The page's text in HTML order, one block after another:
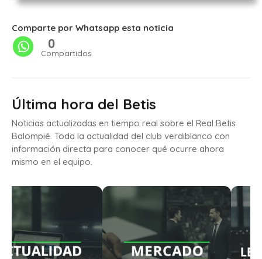
Comparte por Whatsapp esta noticia
0
Compartidos
Última hora del Betis
Noticias actualizadas en tiempo real sobre el Real Betis
Balompié. Toda la actualidad del club verdiblanco con
información directa para conocer qué ocurre ahora
mismo en el equipo.